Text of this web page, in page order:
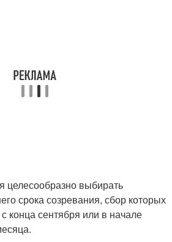
целесообразно выбирать
срока созревания, сбор которых
конца сентября или в начале